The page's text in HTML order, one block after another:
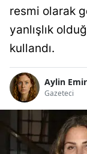
resmi olarak
yanlışlık
kullandı.
Aylin Emir
Gazeteci